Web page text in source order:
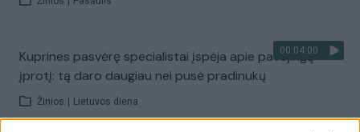
00:04:00
Kuprines pasvėrę specialistai įspėja apie pavojingą
įprotį: tą daro daugiau nei pusė pradinukų
Žinios Lietuvos diena